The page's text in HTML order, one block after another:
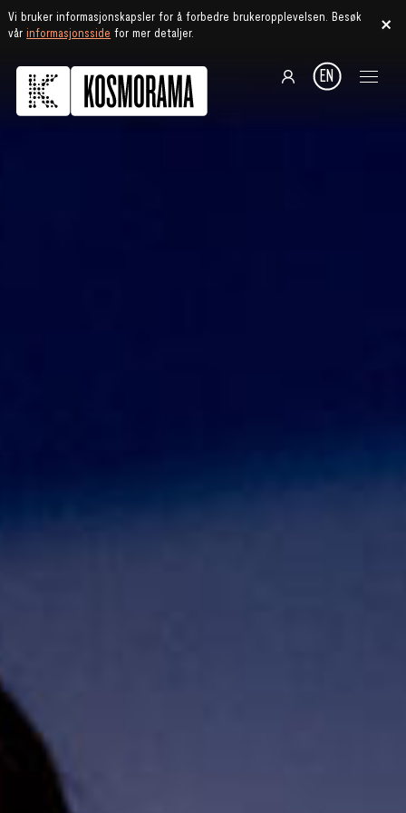
Vi bruker informasjonskapsler for å forbedre brukeropplevelsen. Besøk
vårinformasjonsside for mer detaljer.
EN